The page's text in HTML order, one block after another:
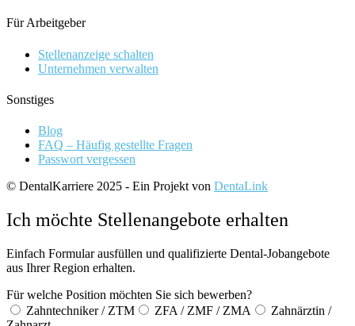
Für Arbeitgeber
Stellenanzeige schalten
Unternehmen verwalten
Sonstiges
Blog
FAQ – Häufig gestellte Fragen
Passwort vergessen
© DentalKarriere 2025 - Ein Projekt von DentaLink
Ich möchte Stellenangebote erhalten
Einfach Formular ausfüllen und qualifizierte Dental-Jobangebote
aus Ihrer Region erhalten.
Für welche Position möchten Sie sich bewerben?
Zahntechniker / ZTM
ZFA / ZMF / ZMA
Zahnärztin /